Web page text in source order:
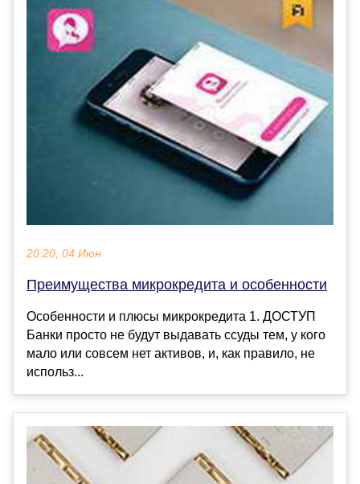
20:20, 04 Июн
Преимущества микрокредита и особенности
Особенности и плюсы микрокредита 1. ДОСТУП
Банки просто не будут выдавать ссуды тем, у кого
мало или совсем нет активов, и, как правило, не
использ...